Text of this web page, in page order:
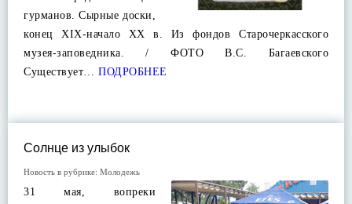
гурманов. Сырные доски,
конец XIX-начало XX в. Из фондов Старочеркасского
музея-заповедника. / ФОТО В.С. Багаевского
Существует… ПОДРОБНЕЕ
Солнце из улыбок
Новость в рубрике: Молодежь
31 мая, вопреки